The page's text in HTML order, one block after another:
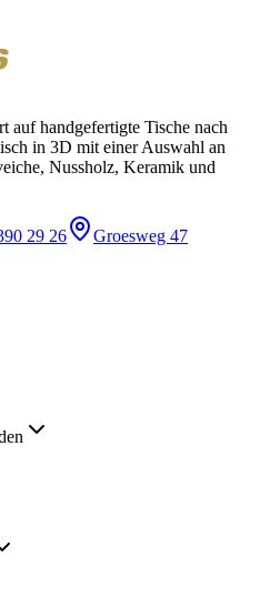
auf handgefertigte Tische nach
in 3D mit einer Auswahl an
Nussholz, Keramik und
29 26
Groesweg 47